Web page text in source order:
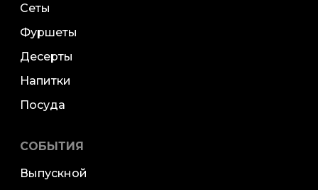
Сеты
Фуршеты
Десерты
Напитки
Посуда
СОБЫТИЯ
Выпускной